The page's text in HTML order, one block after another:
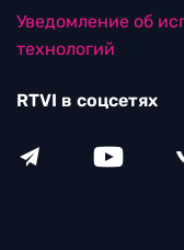
Уведомление об
технологий
RTVI в соцсетях